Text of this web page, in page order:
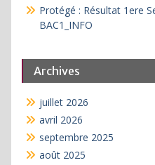
Protégé : Résultat 1ere
BAC1_INFO
Archives
juillet 2026
avril 2026
septembre 2025
août 2025